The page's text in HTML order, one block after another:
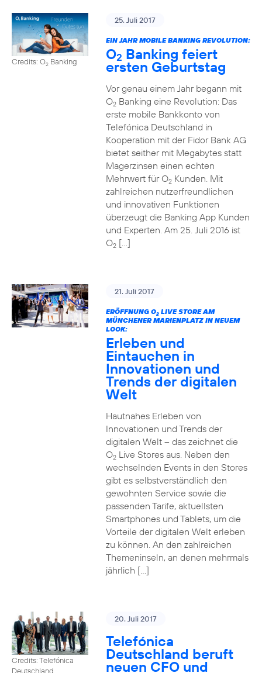
Credits: O2 Banking
25. Juli 2017
EIN JAHR MOBILE BANKING REVOLUTION:
O2 Banking feiert
ersten Geburtstag
Vor genau einem Jahr begann mit
O2Banking eine Revolution: Das
erste mobile Bankkonto von
Telefónica Deutschland in
Kooperation mit der Fidor Bank AG
bietet seither mit Megabytes statt
Magerzinsen einen echten
Mehrwert für O2Kunden. Mit
zahlreichen nutzerfreundlichen
und innovativen Funktionen
überzeugt die Banking App Kunden
und Experten. Am 25. Juli 2016 ist
O2[…]
21. Juli 2017
ERÖFFNUNG O2LIVE STORE AM
MÜNCHENER MARIENPLATZ IN NEUEM
LOOK:
Erleben und
Eintauchen in
Innovationen und
Trends der digitalen
Welt
Hautnahes Erleben von
Innovationen und Trends der
digitalen Welt – das zeichnet die
O2Live Stores aus. Neben den
wechselnden Events in den Stores
gibt es selbstverständlich den
gewohnten Service sowie die
passenden Tarife, aktuellsten
Smartphones und Tablets, um die
Vorteile der digitalen Welt erleben
zu können. An den zahlreichen
Themeninseln, an denen mehrmals
jährlich […]
Credits: Telefónica
Deutschland
20. Juli 2017
Telefónica
Deutschland beruft
neuen CFO und